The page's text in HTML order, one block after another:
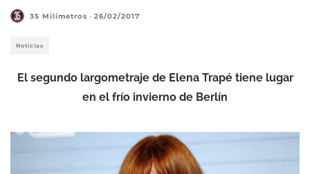
35 Milímetros · 26/02/2017
Noticias
El segundo largometraje de Elena Trapé tiene lugar
en el frío invierno de Berlín